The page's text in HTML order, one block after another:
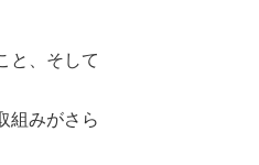
と、そして
組みがさら